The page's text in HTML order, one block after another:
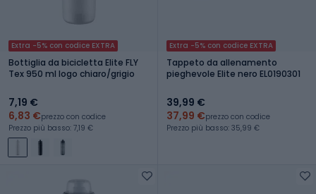
Extra -5% con codice EXTRA
Bottiglia da bicicletta Elite FLY
Tex 950 ml logo chiaro/grigio
7,19 €
6,83 €prezzo con codice
Prezzo più basso: 7,19 €
Extra -5% con codice EXTRA
Tappeto da allenamento
pieghevole Elite nero EL0190301
39,99 €
37,99 €prezzo con codice
Prezzo più basso: 35,99 €